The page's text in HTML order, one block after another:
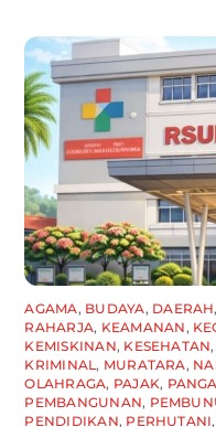
AGAMA, BUDAYA, DAERAH,
RAHARJA, KEAMANAN ,
KEMISKINAN, KESEHATAN,
KRIMINAL , MURATARA,
OLAHRAGA, PAJAK,
PEMBANGUNAN,
PENDIDIKAN, PERHUTANI,